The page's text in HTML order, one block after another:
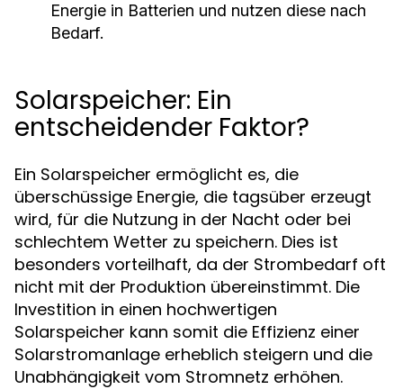
Energie in Batterien und nutzen diese nach
Bedarf.
Solarspeicher: Ein
entscheidender Faktor?
Ein Solarspeicher ermöglicht es, die
überschüssige Energie, die tagsüber erzeugt
wird, für die Nutzung in der Nacht oder bei
schlechtem Wetter zu speichern. Dies ist
besonders vorteilhaft, da der Strombedarf oft
nicht mit der Produktion übereinstimmt. Die
Investition in einen hochwertigen
Solarspeicher kann somit die Effizienz einer
Solarstromanlage erheblich steigern und die
Unabhängigkeit vom Stromnetz erhöhen.